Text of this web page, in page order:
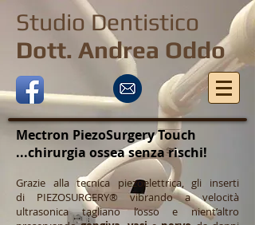
Studio Dentistico
Dott. Andrea Oddo
Mectron PiezoSurgery Touch
...chirurgia ossea senza rischi!
Grazie alla tecnica piezoelettrica, gli inserti
di PIEZOSURGERY® vibrando a velocità
ultrasonica tagliano l’osso e nient’altro